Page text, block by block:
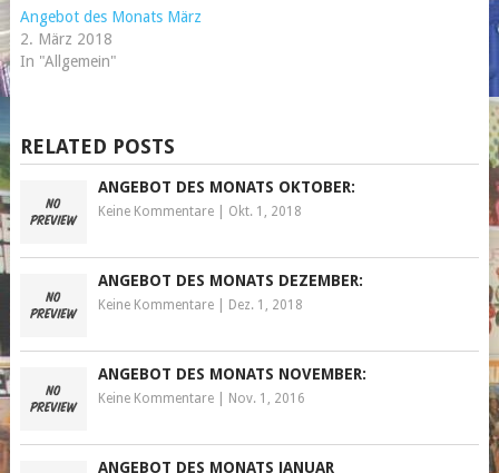
Angebot des Monats März
2. März 2018
In "Allgemein"
RELATED POSTS
ANGEBOT DES MONATS OKTOBER:
Keine Kommentare| Okt. 1, 2018
ANGEBOT DES MONATS DEZEMBER:
Keine Kommentare| Dez. 1, 2018
ANGEBOT DES MONATS NOVEMBER:
Keine Kommentare| Nov. 1, 2016
ANGEBOT DES MONATS JANUAR